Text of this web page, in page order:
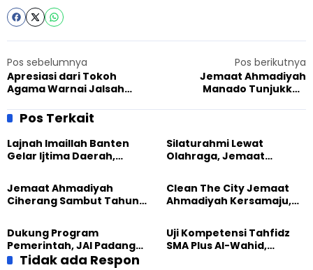
Pos sebelumnya
Apresiasi dari Tokoh
Agama Warnai Jalsah
Kalbar di Sompak
Pos berikutnya
Jemaat Ahmadiyah
Manado Tunjukkan
Parade Kemanusiaan di
Pos Terkait
Lajnah Imaillah Banten
Gelar Ijtima Daerah,
Tangguh
Silaturahmi Lewat
Olahraga, Jemaat
Meriahkan Event Lari
Jemaat Ahmadiyah
Ciherang Sambut Tahun
Aksi Kebersihan
Clean The City Jemaat
Ahmadiyah Kersamaju,
Lingkungan
Dukung Program
Pemerintah, JAI Padang
Gelar Pesantren
Uji Kompetensi Tahfidz
SMA Plus Al-Wahid,
Tidak ada Respon